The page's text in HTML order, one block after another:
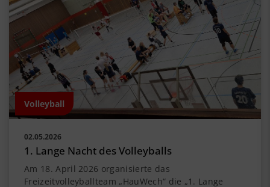
Volleyball
02.05.2026
1. Lange Nacht des Volleyballs
Am 18. April 2026 organisierte das
Freizeitvolleyballteam „HauWech“ die „1. Lange